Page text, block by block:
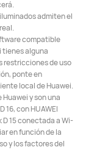
admiten el
compatible
tienes alguna
restricciones de uso
ponte en
local de Huawei.
y son una
16, con HUAWEI
D 15 conectada a Wi-
en función de la
y los factores del